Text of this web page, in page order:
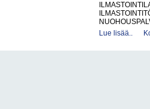
Lue lisää..